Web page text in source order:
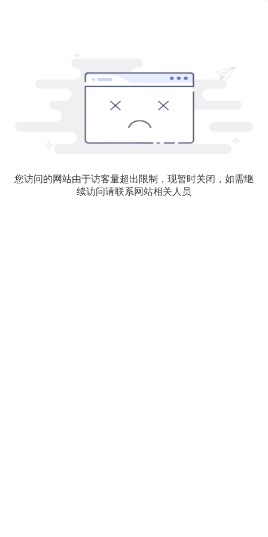
您访问的网站由于访客量超出限制，现暂时关闭，如需继
续访问请联系网站相关人员